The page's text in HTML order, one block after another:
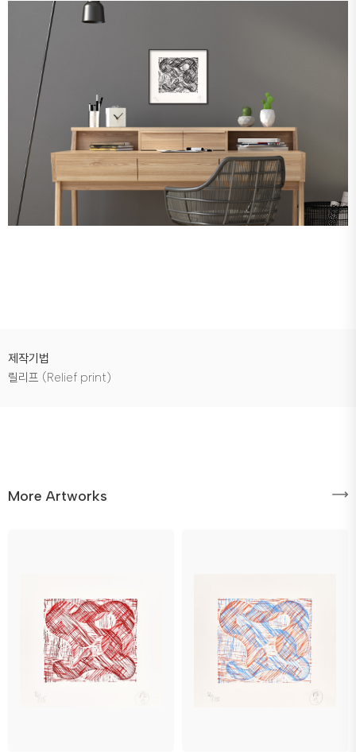
제작기법
릴리프 (Relief print)
More Artworks